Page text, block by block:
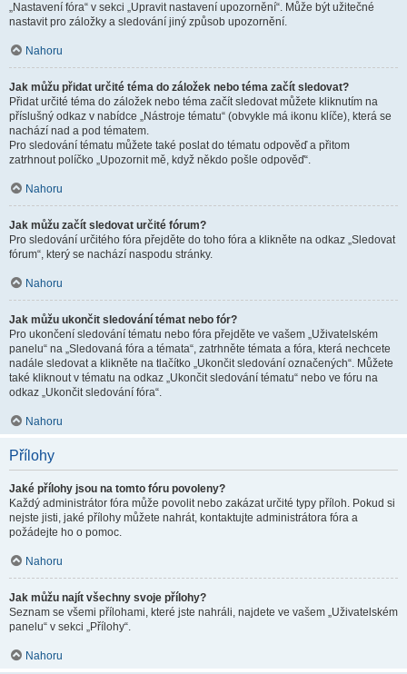
„Nastavení fóra“ v sekci „Upravit nastavení upozornění“. Může být užitečné
nastavit pro záložky a sledování jiný způsob upozornění.
Nahoru
Jak můžu přidat určité téma do záložek nebo téma začít sledovat?
Přidat určité téma do záložek nebo téma začít sledovat můžete kliknutím na
příslušný odkaz v nabídce „Nástroje tématu“ (obvykle má ikonu klíče), která se
nachází nad a pod tématem.
Pro sledování tématu můžete také poslat do tématu odpověď a přitom
zatrhnout políčko „Upozornit mě, když někdo pošle odpověď“.
Nahoru
Jak můžu začít sledovat určité fórum?
Pro sledování určitého fóra přejděte do toho fóra a klikněte na odkaz „Sledovat
fórum“, který se nachází naspodu stránky.
Nahoru
Jak můžu ukončit sledování témat nebo fór?
Pro ukončení sledování tématu nebo fóra přejděte ve vašem „Uživatelském
panelu“ na „Sledovaná fóra a témata“, zatrhněte témata a fóra, která nechcete
nadále sledovat a klikněte na tlačítko „Ukončit sledování označených“. Můžete
také kliknout v tématu na odkaz „Ukončit sledování tématu“ nebo ve fóru na
odkaz „Ukončit sledování fóra“.
Nahoru
Přílohy
Jaké přílohy jsou na tomto fóru povoleny?
Každý administrátor fóra může povolit nebo zakázat určité typy příloh. Pokud si
nejste jisti, jaké přílohy můžete nahrát, kontaktujte administrátora fóra a
požádejte ho o pomoc.
Nahoru
Jak můžu najít všechny svoje přílohy?
Seznam se všemi přílohami, které jste nahráli, najdete ve vašem „Uživatelském
panelu“ v sekci „Přílohy“.
Nahoru